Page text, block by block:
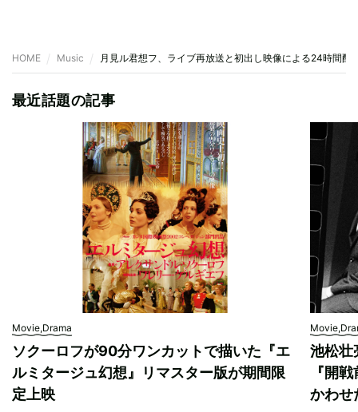
HOME Music 月見ル君想フ、ライブ再放送と初出し映像による24時間配
最近話題の記事
Movie,Drama
ソクーロフが90分ワンカットで描いた『エ
ルミタージュ幻想』リマスター版が期間限
定上映
池松壮
『開
かわせ